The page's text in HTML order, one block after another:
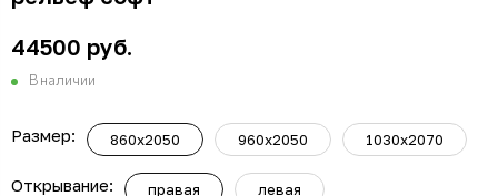
44500 руб.
В наличии
Размер: 860х2050 960х2050 1030х2070
Открывание: правая левая